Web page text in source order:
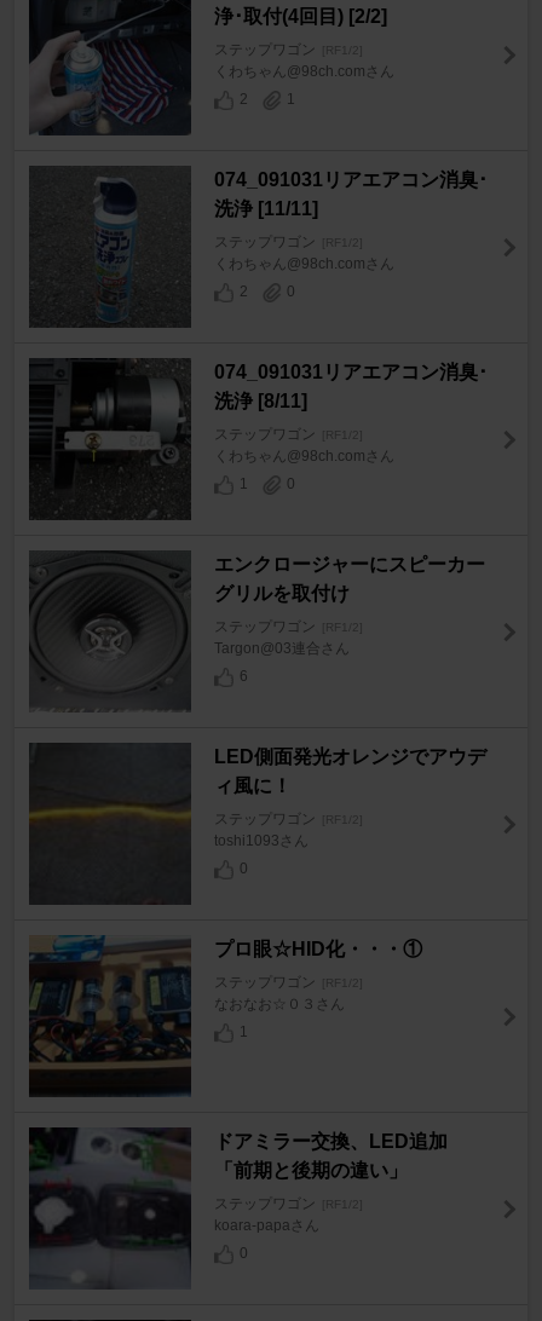
浄･取付(4回目) [2/2]
ステップワゴン [RF1/2]
くわちゃん@98ch.comさん
2
1
074_091031リアエアコン消臭･
洗浄 [11/11]
ステップワゴン [RF1/2]
くわちゃん@98ch.comさん
2
0
074_091031リアエアコン消臭･
洗浄 [8/11]
ステップワゴン [RF1/2]
くわちゃん@98ch.comさん
1
0
エンクロージャーにスピーカー
グリルを取付け
ステップワゴン [RF1/2]
Targon@03連合さん
6
LED側面発光オレンジでアウデ
ィ風に！
ステップワゴン [RF1/2]
toshi1093さん
0
プロ眼☆HID化・・・①
ステップワゴン [RF1/2]
なおなお☆０３さん
1
ドアミラー交換、LED追加
「前期と後期の違い」
ステップワゴン [RF1/2]
koara-papaさん
0